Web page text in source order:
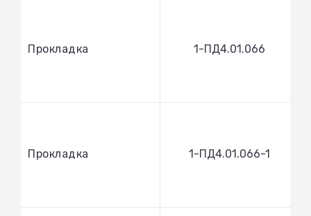
Прокладка 1-ПД4.01.066
Прокладка 1-ПД4.01.066-1